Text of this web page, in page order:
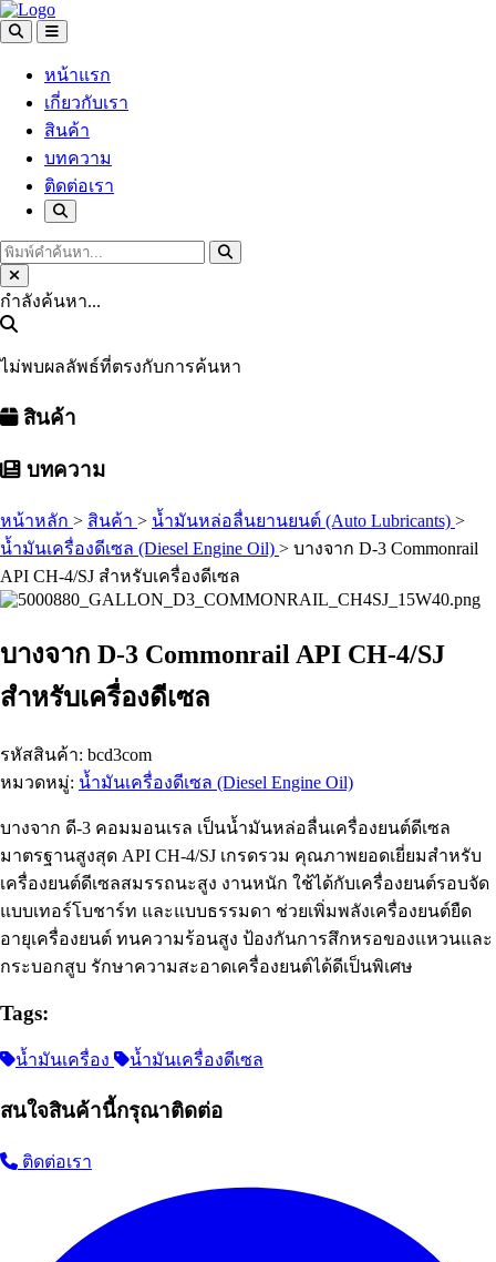
หน้าแรก
เกี่ยวกับเรา
สินค้า
บทความ
ติดต่อเรา
กำลังค้นหา...
ไม่พบผลลัพธ์ที่ตรงกับการค้นหา
สินค้า
บทความ
หน้าหลัก > สินค้า > น้ำมันหล่อลื่นยานยนต์ (Auto Lubricants) >
น้ำมันเครื่องดีเซล (Diesel Engine Oil) > บางจาก D-3 Commonrail
API CH-4/SJ สำหรับเครื่องดีเซล
บางจาก D-3 Commonrail API CH-4/SJ
สำหรับเครื่องดีเซล
รหัสสินค้า: bcd3com
หมวดหมู่: น้ำมันเครื่องดีเซล (Diesel Engine Oil)
บางจาก ดี-3 คอมมอนเรล เป็นน้ำมันหล่อลื่นเครื่องยนต์ดีเซล
มาตรฐานสูงสุด API CH-4/SJ เกรดรวม คุณภาพยอดเยี่ยมสำหรับ
เครื่องยนต์ดีเซลสมรรถนะสูง งานหนัก ใช้ได้กับเครื่องยนต์รอบจัด
แบบเทอร์โบชาร์ท และแบบธรรมดา ช่วยเพิ่มพลังเครื่องยนต์ยืด
อายุเครื่องยนต์ ทนความร้อนสูง ป้องกันการสึกหรอของแหวนและ
กระบอกสูบ รักษาความสะอาดเครื่องยนต์ได้ดีเป็นพิเศษ
Tags:
น้ำมันเครื่อง น้ำมันเครื่องดีเซล
สนใจสินค้านี้กรุณาติดต่อ
ติดต่อเรา